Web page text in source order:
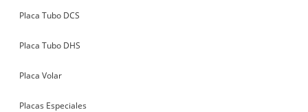
Placa Tubo DCS
Placa Tubo DHS
Placa Volar
Placas Especiales